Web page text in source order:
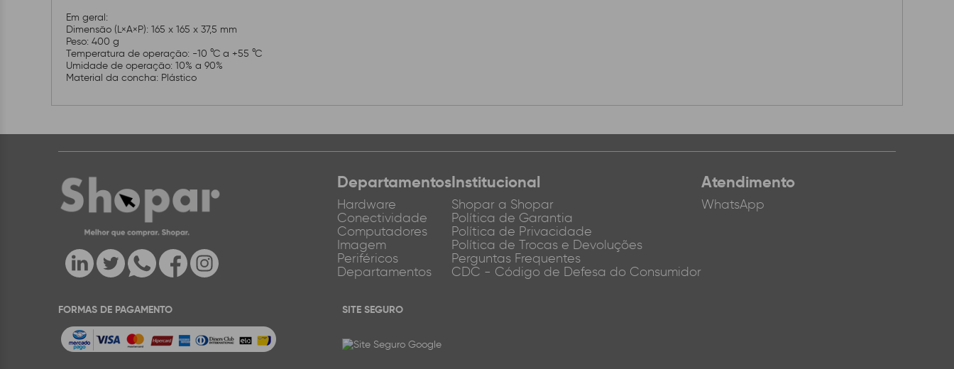
Em geral:
Dimensão (L×A×P): 165 x 165 x 37,5 mm
Peso: 400 g
Temperatura de operação: -10 °C a +55 °C
Umidade de operação: 10% a 90%
Material da concha: Plástico
Departamentos
Hardware
Conectividade
Computadores
Imagem
Periféricos
Departamentos
Institucional
Shopar a Shopar
Política de Garantia
Política de Privacidade
Política de Trocas e Devoluções
Perguntas Frequentes
CDC - Código de Defesa do Consumidor
Atendimento
WhatsApp
FORMAS DE PAGAMENTO SITE SEGURO